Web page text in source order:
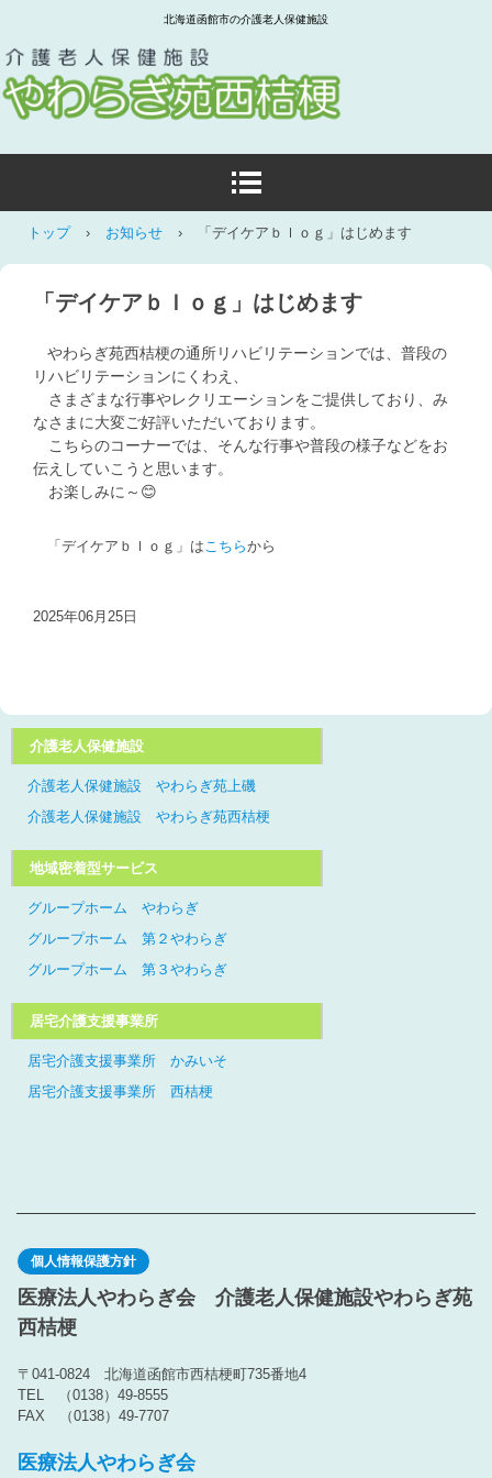
北海道函館市の介護老人保健施設
トップ › お知らせ › 「デイケアｂｌｏｇ」はじめます
「デイケアｂｌｏｇ」はじめます
やわらぎ苑西桔梗の通所リハビリテーションでは、普段の
リハビリテーションにくわえ、
さまざまな行事やレクリエーションをご提供しており、み
なさまに大変ご好評いただいております。
こちらのコーナーでは、そんな行事や普段の様子などをお
伝えしていこうと思います。
お楽しみに～😊
「デイケアｂｌｏｇ」は こちらから
2025年06月25日
介護老人保健施設
介護老人保健施設 やわらぎ苑上磯
介護老人保健施設 やわらぎ苑西桔梗
地域密着型サービス
グループホーム やわらぎ
グループホーム 第２やわらぎ
グループホーム 第３やわらぎ
居宅介護支援事業所
居宅介護支援事業所 かみいそ
居宅介護支援事業所 西桔梗
個人情報保護方針
医療法人やわらぎ会 介護老人保健施設やわらぎ苑
西桔梗
〒041-0824 北海道函館市西桔梗町735番地4
TEL （0138）49-8555
FAX （0138）49-7707
医療法人やわらぎ会